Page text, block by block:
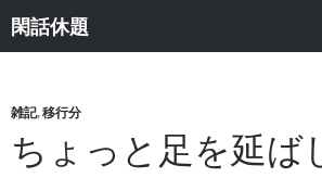
閑話休題
索
ン
ツ
へ
雑記,移行分
ちょっと足を延ば